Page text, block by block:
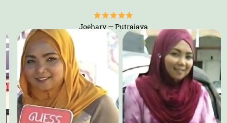
Joehary — Putrajaya